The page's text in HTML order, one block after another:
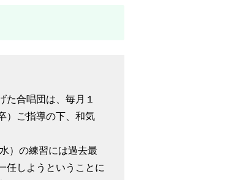
た合唱団は、毎月１
）ご指導の下、和気
）の練習には過去最
任しようということに